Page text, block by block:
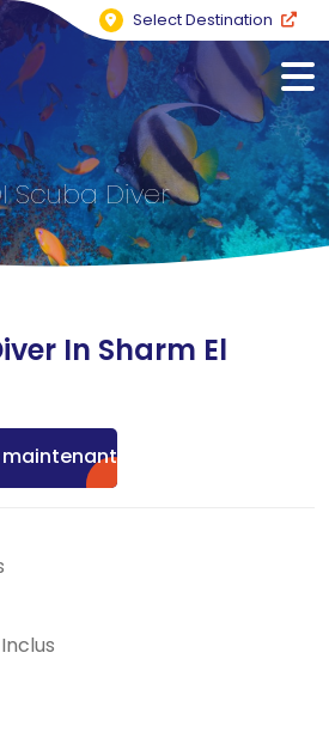
Select Destination
Scuba Diver
In Sharm El
maintenant